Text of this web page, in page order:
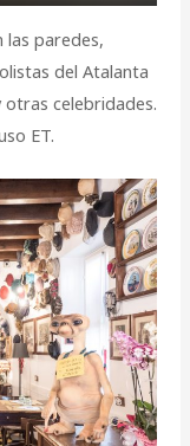
las paredes,
del Atalanta
celebridades.
ET.